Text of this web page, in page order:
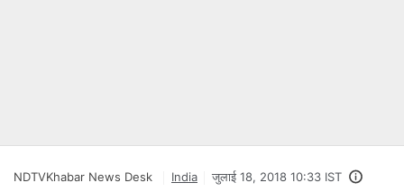
NDTVKhabar News Desk India जुलाई 18, 2018 10:33 IST